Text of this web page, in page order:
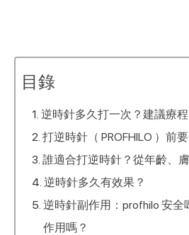
目錄
逆時針多久打一次？建議療
打逆時針（ PROFHILO ）前
誰適合打逆時針？從年齡、
逆時針多久有效果？
逆時針副作用：profhilo 安全
作用嗎？